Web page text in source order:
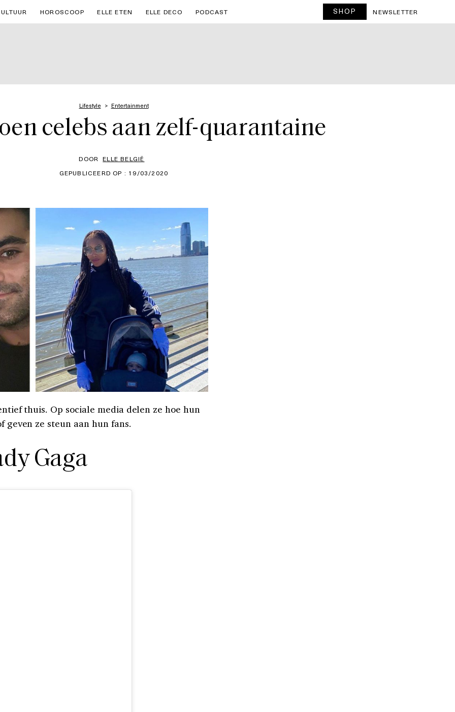
HOROSCOOP ELLE ETEN ELLE DECO PODCAST SHOP NEWSLETTER
Lifestyle Entertainment
celebs aan zelf-quarantaine
DOOR ELLE BELGIË
GEPUBLICEERD OP : 19/03/2020
thuis. Op sociale media delen ze hoe hun
geven ze steun aan hun fans.
Gaga